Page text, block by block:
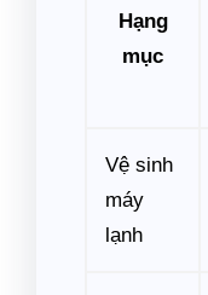
Hạng
mục
Vệ sinh
máy
lạnh